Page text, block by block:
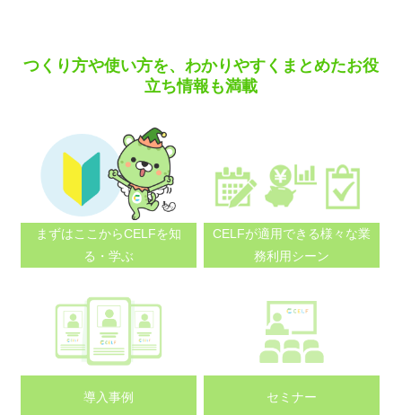
つくり方や使い方を、わかりやすくまとめたお役
立ち情報も満載
まずはここからCELFを知
る・学ぶ
CELFが適用できる様々な業
務利用シーン
導入事例 セミナー